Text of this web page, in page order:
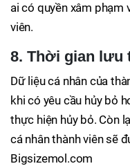
ai có quyền xâm phạm
viên.
8. Thời gian lưu
Dữ liệu cá nhân của
khi có yêu cầu hủy bỏ
thực hiện hủy bỏ. Còn
cá nhân thành viên sẽ
Bigsizemol.com